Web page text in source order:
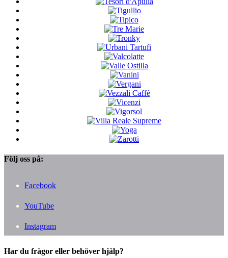
Följ oss på:
Facebook
YouTube
Instagram
Har du frågor eller behöver hjälp?